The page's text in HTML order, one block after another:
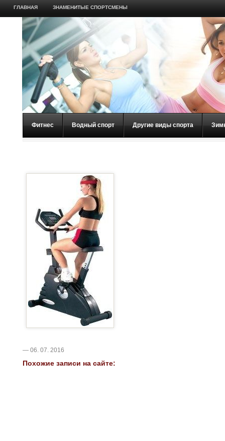
ГЛАВНАЯ ЗНАМЕНИТЫЕ СПОРТСМЕНЫ
Фитнес Водный спорт Другие виды спорта
— 06. 07. 2016
Похожие записи на сайте: